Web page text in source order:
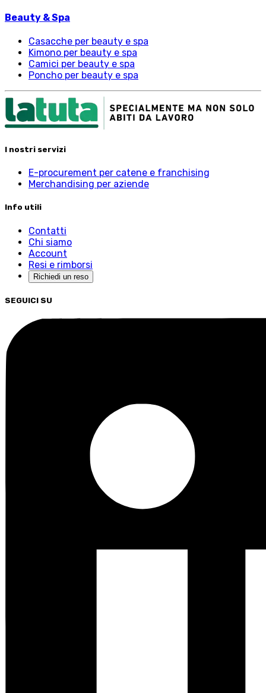
Beauty & Spa
Casacche per beauty e spa
Kimono per beauty e spa
Camici per beauty e spa
Poncho per beauty e spa
I nostri servizi
E-procurement per catene e franchising
Merchandising per aziende
Info utili
Contatti
Chi siamo
Account
Resi e rimborsi
Richiedi un reso
SEGUICI SU